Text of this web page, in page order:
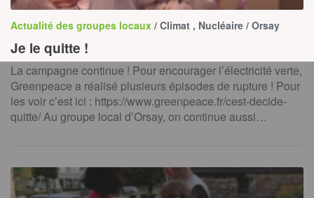
Actualité des groupes locaux / Climat , Nucléaire / Orsay
Je le quitte !
La campagne continue ! Pour encourager l’électricité verte,
Greenpeace a réalisé plusieurs épisodes de rupture ! Pour
les voir c’est ici : https://www.greenpeace.fr/cest-decide-
quitte/ Au groupe local d’Orsay, on continue aussi…